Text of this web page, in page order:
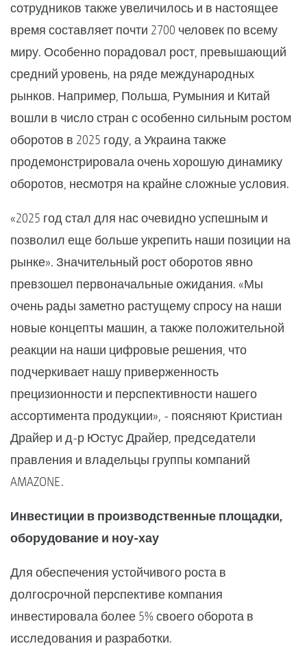
сотрудников также увеличилось и в настоящее
время составляет почти 2700 человек по всему
миру. Особенно порадовал рост, превышающий
средний уровень, на ряде международных
рынков. Например, Польша, Румыния и Китай
вошли в число стран с особенно сильным ростом
оборотов в 2025 году, а Украина также
продемонстрировала очень хорошую динамику
оборотов, несмотря на крайне сложные условия.
«2025 год стал для нас очевидно успешным и
позволил еще больше укрепить наши позиции на
рынке». Значительный рост оборотов явно
превзошел первоначальные ожидания. «Мы
очень рады заметно растущему спросу на наши
новые концепты машин, а также положительной
реакции на наши цифровые решения, что
подчеркивает нашу приверженность
прецизионности и перспективности нашего
ассортимента продукции», - поясняют Кристиан
Драйер и д-р Юстус Драйер, председатели
правления и владельцы группы компаний
AMAZONE.
Инвестиции в производственные площадки,
оборудование и ноу-хау
Для обеспечения устойчивого роста в
долгосрочной перспективе компания
инвестировала более 5% своего оборота в
исследования и разработки.